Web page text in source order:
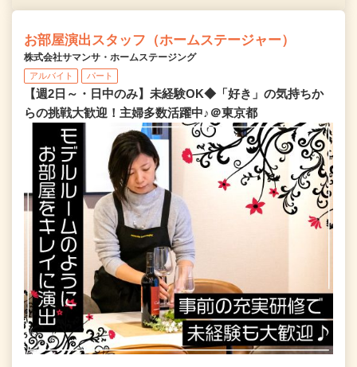
お部屋演出スタッフ（ホームステージャー）
株式会社サマンサ・ホームステージング
アルバイト パート
【週2日～・日中のみ】未経験OK◆「好き」の気持ちか
らの挑戦大歓迎！主婦多数活躍中♪＠東京都